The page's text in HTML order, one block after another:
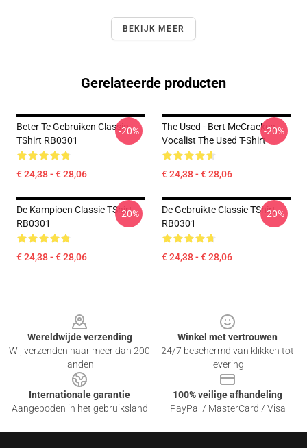
BEKIJK MEER
Gerelateerde producten
Beter Te Gebruiken Classic
TShirt RB0301
€ 24,38 - € 28,06
-20%
The Used - Bert McCracken
Vocalist The Used T-Shirt
€ 24,38 - € 28,06
-20%
De Kampioen Classic TShirt
RB0301
€ 24,38 - € 28,06
-20%
De Gebruikte Classic TShirt
RB0301
€ 24,38 - € 28,06
-20%
Wereldwijde verzending
Wij verzenden naar meer dan 200
landen
Winkel met vertrouwen
24/7 beschermd van klikken tot
levering
Internationale garantie
Aangeboden in het gebruiksland
100% veilige afhandeling
PayPal / MasterCard / Visa